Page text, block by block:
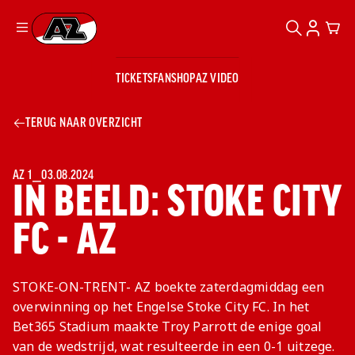
Ga naar onze homepage
TICKETSFANSHOPAZ VIDEO
VROUWEN
JONG AZ
FANSHOP
AZ Business
Events
Losse tickets
Georg Kessler
Lounge
Skybox
Exposure
Partnership
Bestel je
NieuwsNIEUWS
Teams
TEAMS
Club & Fans
CLUB & FANS
JEUGDOPLEIDING
ZOEKEN
TERUG NAAR OVERZICHT
IN BEELD: STOKE CITY
FC - AZ
AZ 1 ⎯03.08.2024
STOKE-ON-TRENT- AZ boekte zaterdagmiddag een
overwinning op het Engelse Stoke City FC. In het
Bet365 Stadium maakte Troy Parrott de enige goal
van de wedstrijd, wat resulteerde in een 0-1 uitzege.